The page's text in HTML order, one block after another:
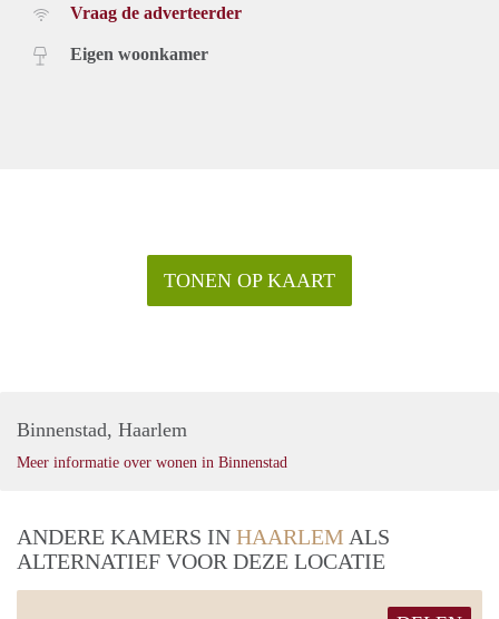
Vraag de adverteerder
Eigen woonkamer
TONEN OP KAART
Binnenstad, Haarlem
Meer informatie over wonen in Binnenstad
ANDERE KAMERS IN HAARLEM ALS
ALTERNATIEF VOOR DEZE LOCATIE